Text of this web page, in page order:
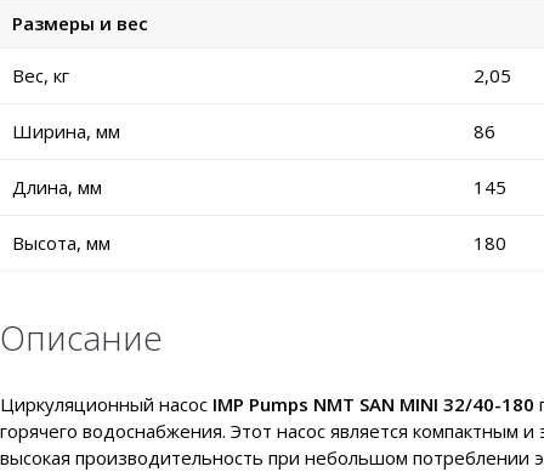
Размеры и вес
Вес, кг 2,05
Ширина, мм 86
Длина, мм 145
Высота, мм 180
Описание
Циркуляционный насос IMP Pumps NMT SAN MINI 32/40-180
горячего водоснабжения. Этот насос является
высокая производительность при небольшом потреблении